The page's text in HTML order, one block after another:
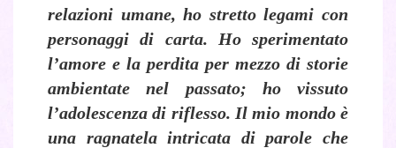
relazioni umane, ho stretto legami con
personaggi di carta. Ho sperimentato
l’amore e la perdita per mezzo di storie
ambientate nel passato; ho vissuto
l’adolescenza di riflesso. Il mio mondo è
una ragnatela intricata di parole che